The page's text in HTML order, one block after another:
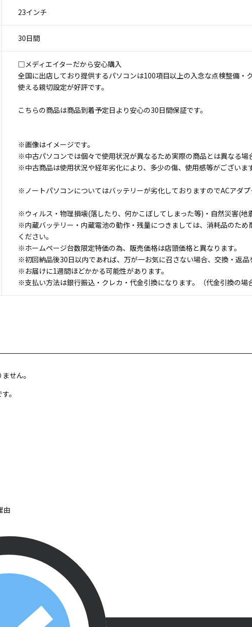
23インチ
30日間
□メディエイターだから安心購入
全国に出店しており提供するパソコンは100項目以上の入念な点検整備・
使える親切設定が好評です。
こちらの商品は商品到着予定日より安心の30日間保証です。
※画像はイメージです。
※中古パソコンでは個々で使用状況が異なるため実際の商品とは異なる場
※中古商品は使用状況や経年劣化により、多少の傷、使用感等がございます
※ノートパソコンについてはバッテリーが劣化しておりますのでACアダプ
※ウィルス・物理損壊(落したり、何かこぼしてしまった等)・自然災害(地
※内蔵バッテリー・内蔵電池の動作・残量につきましては、消耗品のた
ください。
※ホームページ台数限定特価の為、販売価格は店頭価格と異なります。
※初回納品後30日以内であれば、万が一お気に召さない場合、交換・返品
※お届けに1週間ほどかかる可能性があります。
※支払い方法は銀行振込・クレカ・代金引換になります。（代金引換の場
せん。
。
由